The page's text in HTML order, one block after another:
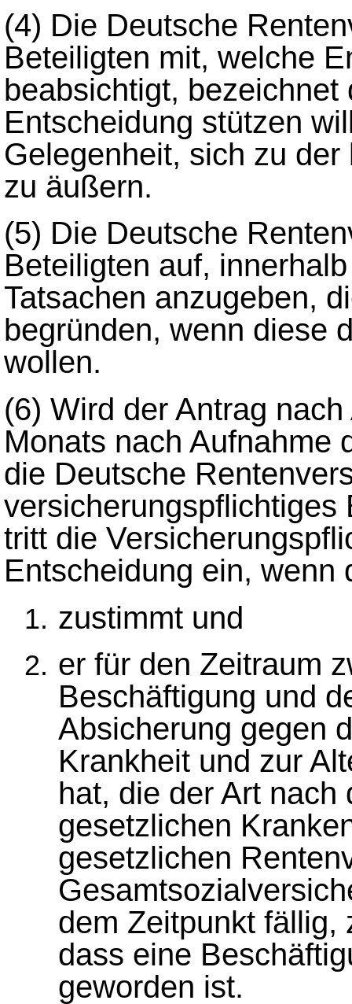
(4) Die Deutsche
Beteiligten mit, welche
beabsichtigt,
Entscheidung stützen
Gelegenheit, sich zu
zu äußern.
(5) Die Deutsche
Beteiligten auf,
Tatsachen anzugeben,
begründen, wenn diese
wollen.
(6) Wird der Antrag
Monats nach Aufnahme
die Deutsche
versicherungspflichtiges
tritt die
Entscheidung ein, wenn
zustimmt und
er für den Zeitraum
Beschäftigung und
Absicherung gegen
Krankheit und zur
hat, die der Art nach
gesetzlichen
gesetzlichen
dem Zeitpunkt fällig,
dass eine
geworden ist.